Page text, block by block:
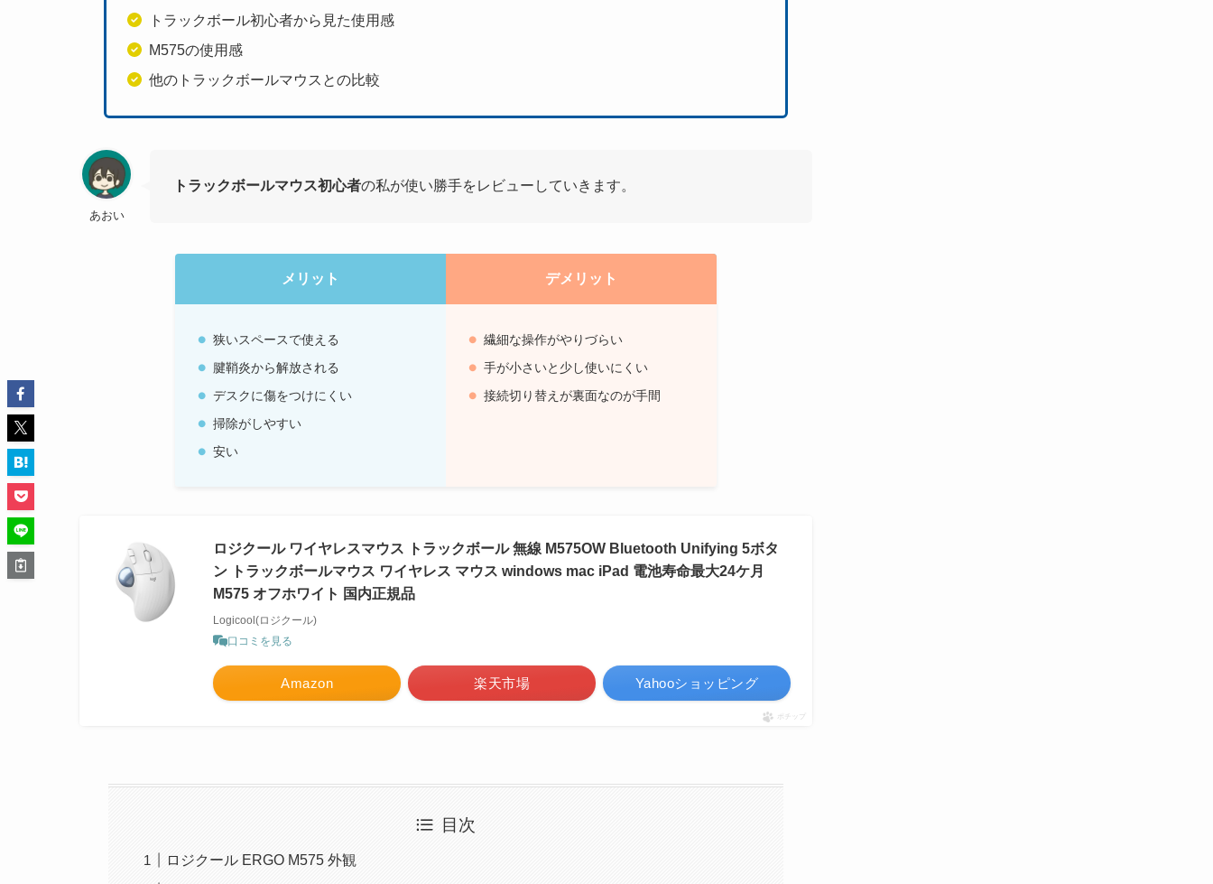
トラックボール初心者から見た使用感
M575の使用感
他のトラックボールマウスとの比較
あおい
トラックボールマウス初心者の私が使い勝手をレビューしていきます。
メリット デメリット
狭いスペースで使える
腱鞘炎から解放される
デスクに傷をつけにくい
掃除がしやすい
安い
繊細な操作がやりづらい
手が小さいと少し使いにくい
接続切り替えが裏面なのが手間
ロジクール ワイヤレスマウス トラックボール 無線 M575OW Bluetooth Unifying 5ボタ
ン トラックボールマウス ワイヤレス マウス windows mac iPad 電池寿命最大24ケ月
M575 オフホワイト 国内正規品
Logicool(ロジクール)
口コミを見る
Amazon 楽天市場 Yahooショッピング
ポチップ
目次
ロジクール ERGO M575 外観